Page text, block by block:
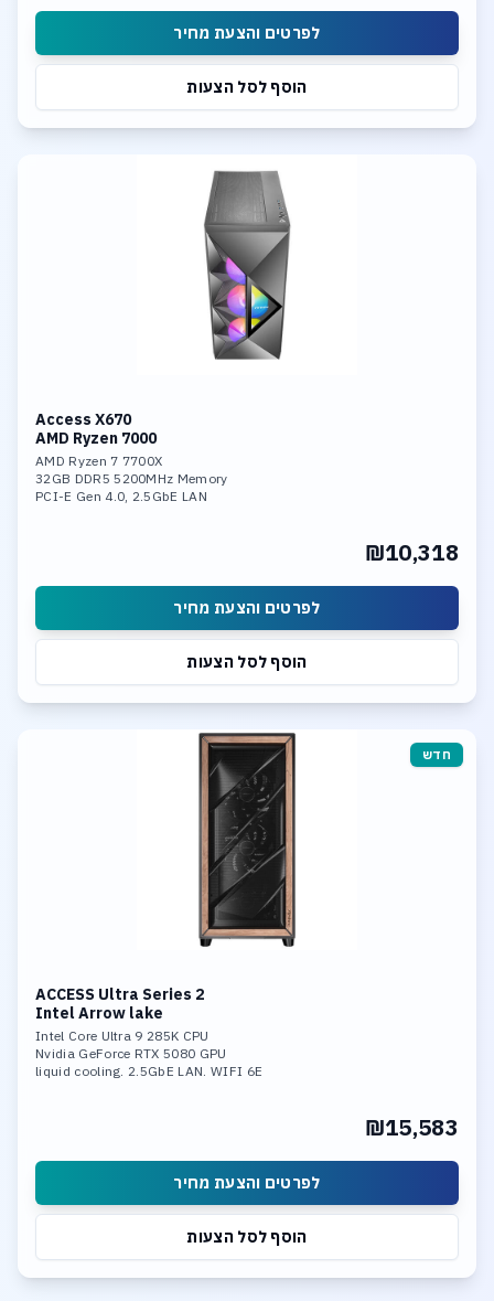
Integrated neural processing unit (NPU)
לפרטים והצעת מחיר
הוסף לסל הצעות
Access X670
AMD Ryzen 7000
AMD Ryzen 7 7700X
32GB DDR5 5200MHz Memory
PCI-E Gen 4.0, 2.5GbE LAN
₪10,318
לפרטים והצעת מחיר
הוסף לסל הצעות
חדש
ACCESS Ultra Series 2
Intel Arrow lake
Intel Core Ultra 9 285K CPU
Nvidia GeForce RTX 5080 GPU
liquid cooling. 2.5GbE LAN. WIFI 6E
Integrated neural processing unit (NPU)
₪15,583
לפרטים והצעת מחיר
הוסף לסל הצעות